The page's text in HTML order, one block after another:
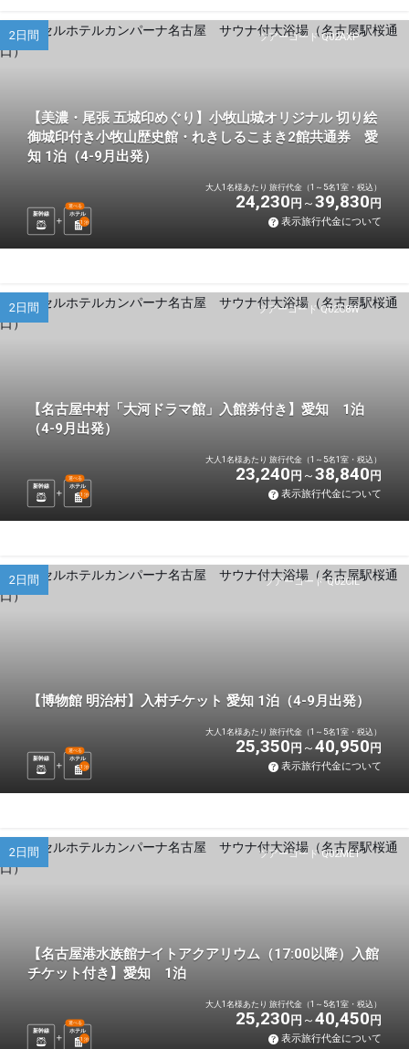
ツアーコード Q02AXP
2日間
【美濃・尾張 五城印めぐり】小牧山城オリジナル 切り絵
御城印付き小牧山歴史館・れきしるこまき2館共通券 愛
知 1泊（4-9月出発）
新幹線 ホテル
選べる
1 泊
大人1名様あたり 旅行代金（1～5名1室・税込）
24,230 円 39,830 円
表示旅行代金について
ツアーコード Q02C8W
2日間
【名古屋中村「大河ドラマ館」入館券付き】愛知 1泊
（4-9月出発）
新幹線 ホテル
選べる
1 泊
大人1名様あたり 旅行代金（1～5名1室・税込）
23,240 円 38,840 円
表示旅行代金について
ツアーコード Q02CIL
2日間
【博物館 明治村】入村チケット 愛知 1泊（4-9月出発）
新幹線 ホテル
選べる
1 泊
大人1名様あたり 旅行代金（1～5名1室・税込）
25,350 円 40,950 円
表示旅行代金について
ツアーコード Q02ME1
2日間
【名古屋港水族館ナイトアクアリウム（17:00以降）入館
チケット付き】愛知 1泊
新幹線 ホテル
選べる
1 泊
大人1名様あたり 旅行代金（1～5名1室・税込）
25,230 円 40,450 円
表示旅行代金について